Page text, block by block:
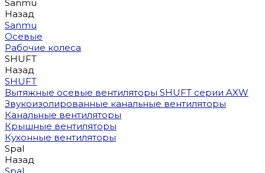
Sanmu
Назад
Sanmu
Осевые
Рабочие колеса
SHUFT
Назад
SHUFT
Вытяжные осевые вентиляторы SHUFT серии AXW
Звукоизолированные канальные вентиляторы
Канальные вентиляторы
Крышные вентиляторы
Кухонные вентиляторы
Spal
Назад